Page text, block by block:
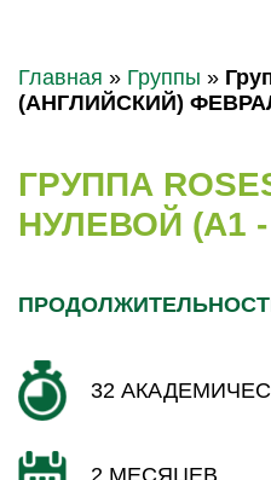
Главная » Группы »
(АНГЛИЙСКИЙ)
ГРУППА
НУЛЕВОЙ (A1 -
32
2 МЕСЯЦЕВ